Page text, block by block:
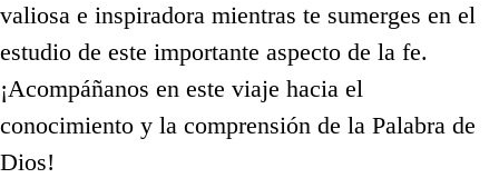
valiosa e inspiradora mientras te sumerges en el
estudio de este importante aspecto de la fe.
¡Acompáñanos en este viaje hacia el
conocimiento y la comprensión de la Palabra de
Dios!